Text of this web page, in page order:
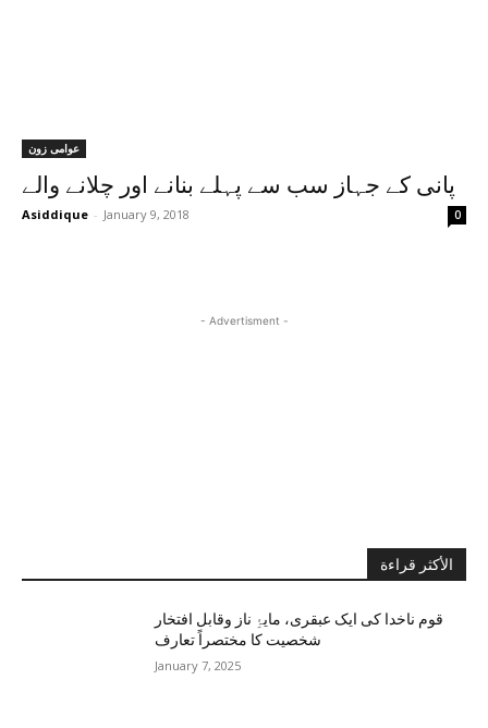
عوامی زون
پانی کے جہاز سب سے پہلے بنانے اور چلانے والے
Asiddique - January 9, 2018 0
- Advertisment -
الأكثر قراءة
قوم ناخدا کی ایک عبقری، مایۂِ ناز وقابل افتخار
شخصیت کا مختصراً تعارف
January 7, 2025